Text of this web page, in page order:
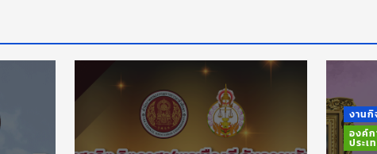
งาน
องค์
ประเ